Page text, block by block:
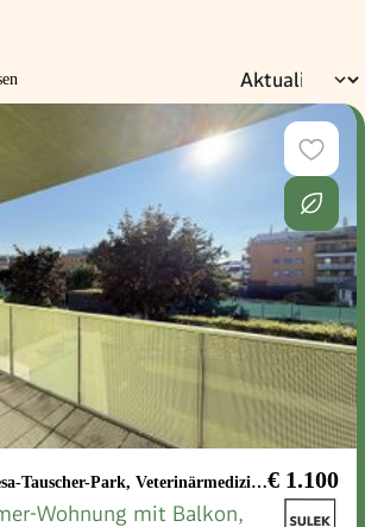
Tauscher-Park, Veterinärmedizinische Universität € 1.100
Wohnung mit Balkon,